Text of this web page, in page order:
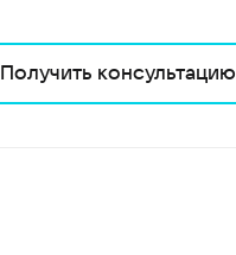
Получить консультацию